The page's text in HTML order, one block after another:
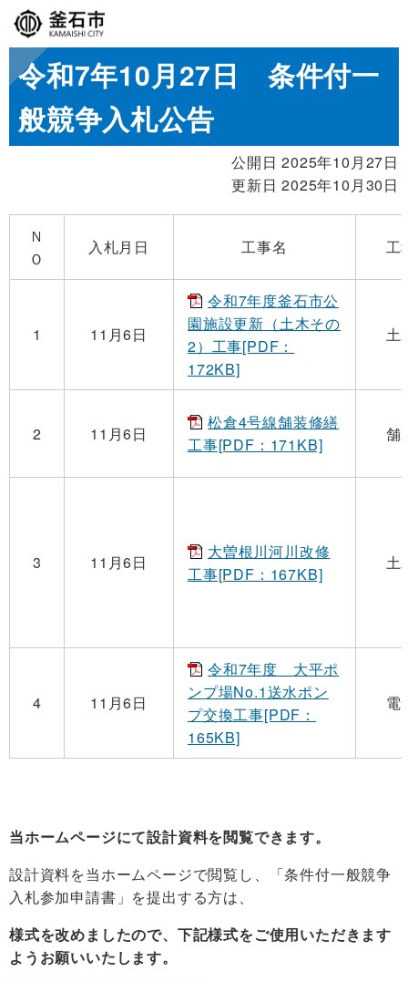
令和7年10月27日 条件付一
般競争入札公告
公開日 2025年10月27日
更新日 2025年10月30日
Ｎ
Ｏ
入札月日 工事名 工
1 11月6日
令和7年度釜石市公
園施設更新（土木その
2）工事[PDF：
172KB]
土
2 11月6日
松倉4号線舗装修繕
工事[PDF：171KB]
舗
3 11月6日
大曽根川河川改修
工事[PDF：167KB]
土
4 11月6日
令和7年度 大平ポ
ンプ場No.1送水ポン
プ交換工事[PDF：
165KB]
電
当ホームページにて設計資料を閲覧できます。
設計資料を当ホームページで閲覧し、「条件付一般競争
入札参加申請書」を提出する方は、
様式を改めましたので、下記様式をご使用いただきます
ようお願いいたします。